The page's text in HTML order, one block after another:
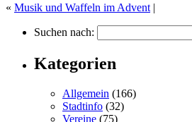
« Musik und Waffeln im Advent |
Suchen nach:
Kategorien
Allgemein (166)
Stadtinfo (32)
Vereine (75)